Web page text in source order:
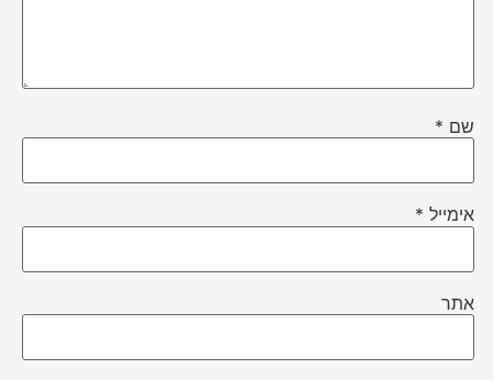
שם *
אימייל *
אתר